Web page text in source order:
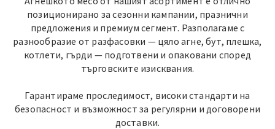
позиционирано за сезонни кампании, празнични
предложения и премиум сегмент. Разполагаме с
разнообразие от разфасовки — цяло агне, бут, плешка,
котлети, гърди — подготвени и опаковани според
търговските изисквания.
Гарантираме проследимост, високи стандарти на
безопасност и възможност за регулярни и договорени
доставки.